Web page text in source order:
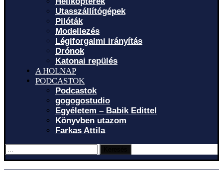
Utasszállítógépek
Pilóták
Modellezés
Légiforgalmi irányítás
Drónok
Katonai repülés
A HOLNAP
PODCASTOK
Podcastok
gogogostudio
Egyéletem – Babik Edittel
Könyvben utazom
Farkas Attila